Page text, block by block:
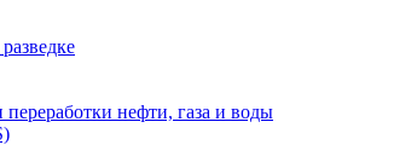
нефти, газа и воды